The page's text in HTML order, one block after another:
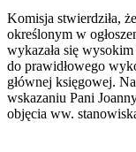
Komisja stwierdziła,
określonym w
wykazała się
do prawidłowego
głównej księgowej.
wskazaniu Pani
objęcia ww.